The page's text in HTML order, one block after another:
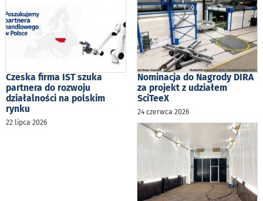
Czeska firma IST szuka
partnera do rozwoju
działalności na polskim
rynku
22 lipca 2026
Nominacja do Nagrody DIRA
za projekt z udziałem
SciTeeX
24 czerwca 2026